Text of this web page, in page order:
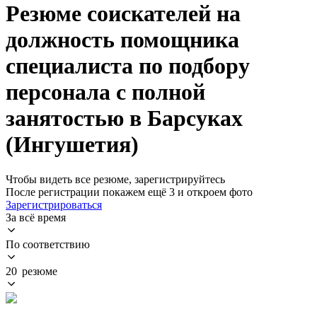
Резюме соискателей на
должность помощника
специалиста по подбору
персонала с полной
занятостью в Барсуках
(Ингушетия)
Чтобы видеть все резюме, зарегистрируйтесь
После регистрации покажем ещё 3 и откроем фото
Зарегистрироваться
За всё время
По соответствию
20 резюме